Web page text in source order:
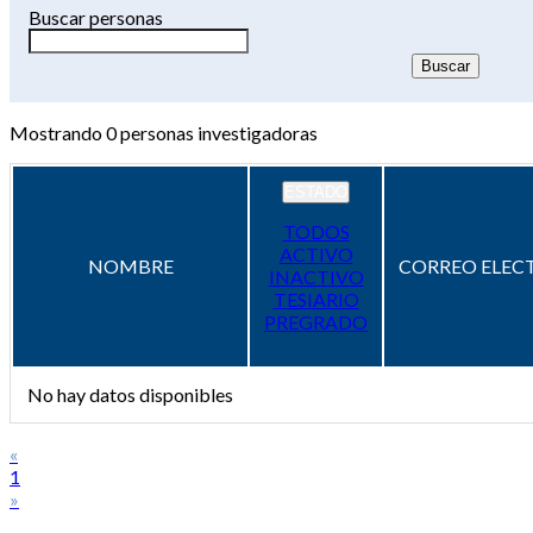
Buscar personas
Mostrando0personas investigadoras
NOMBRE
TODOS
ACTIVO
INACTIVO
TESIARIO
PREGRADO
CORREO
No hay datos disponibles
«
1
»